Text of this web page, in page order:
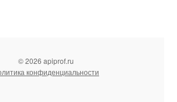
© 2026 apiprof.ru
конфиденциальности